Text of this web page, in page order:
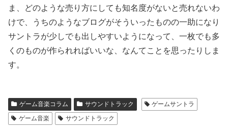
ま、どのような売り方にしても知名度がないと売れないわ
けで、うちのようなブログがそういったものの一助になり
サントラが少しでも出しやすいようになって、一枚でも多
くのものが作られればいいな、なんてことを思ったりしま
す。
ゲーム音楽コラム サウンドトラック
ゲームサントラ
ゲーム音楽
サウンドトラック